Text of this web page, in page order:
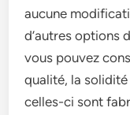
aucune
d’autres options
vous pouvez
qualité, la
celles-ci sont